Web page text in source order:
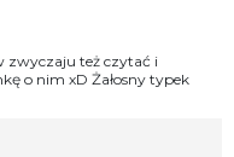
zwyczaju też czytać i
o nim xD Żałosny typek